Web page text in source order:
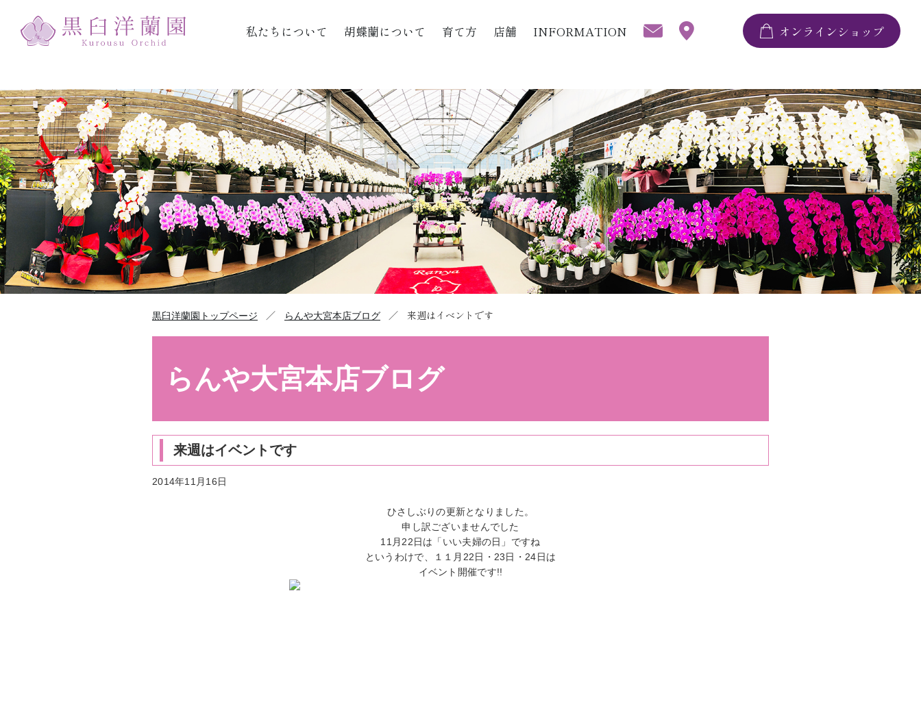
私たちについて 胡蝶蘭について 育て方 店舗 INFORMATION オンラインショップ
黒臼洋蘭園トップページ ／ らんや大宮本店ブログ ／ 来週はイベントです
らんや大宮本店ブログ
来週はイベントです
2014年11月16日
ひさしぶりの更新となりました。
申し訳ございませんでした
11月22日は「いい夫婦の日」ですね
というわけで、１１月22日・23日・24日は
イベント開催です!!